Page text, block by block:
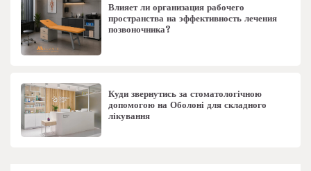
Влияет ли организация рабочего
пространства на эффективность лечения
позвоночника?
Куди звернутись за стоматологічною
допомогою на Оболоні для складного
лікування